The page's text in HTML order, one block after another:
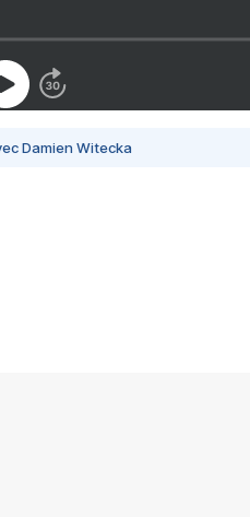
Damien Witecka